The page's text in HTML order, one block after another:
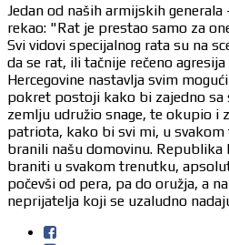
Jedan od naših armijskih
rekao: "Rat je prestao samo za
Svi vidovi specijalnog rata su na
da se rat, ili tačnije rečeno
Hercegovine nastavlja svim
pokret postoji kako bi zajedno sa
zemlju udružio snage, te okupio i
patriota, kako bi svi mi, u
branili našu domovinu. Republika
braniti u svakom trenutku,
počevši od pera, pa do oružja, a
neprijatelja koji se uzaludno